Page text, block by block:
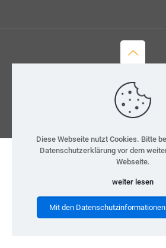
© 2026 H-Team e.V.
Datenschutz
Diese Webseite nutzt Cookies. Bitte
Datenschutzerklärung vor dem
Webseite.
weiter lesen
Mit den